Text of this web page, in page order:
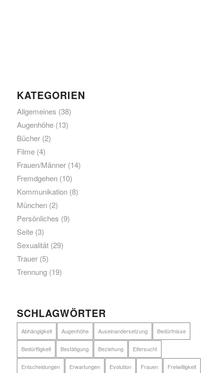
KATEGORIEN
Allgemeines (38)
Augenhöhe(13)
Bücher(2)
Filme(4)
Frauen/Männer(14)
Fremdgehen(10)
Kommunikation(8)
München(2)
Persönliches (9)
Seite(3)
Sexualität(29)
Trauer(5)
Trennung(19)
SCHLAGWÖRTER
Abhängigkeit Augenhöhe Auseinandersetzung Bedürfnisse
Bedürftigkeit Bestätigung Beziehung Eifersucht
Entscheidungen Erwartungen Evolution Frauen Freiwilligkeit